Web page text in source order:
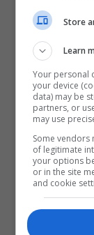
Carlo Ancelotti
Përfaqësuesja
Store
Learn
Your personal
your device
data) may be
partners, or
may use
Some
of legitimate
your options
or in the site
and cookie